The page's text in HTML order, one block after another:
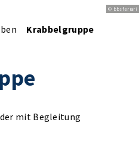
© bbsferrari
Krabbelgruppe
mit Begleitung